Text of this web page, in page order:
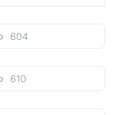
-
L160 ф45